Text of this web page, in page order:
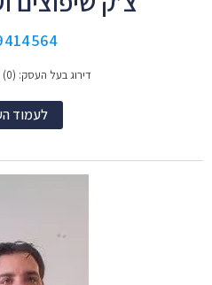
דירוג בעל העסק: (0)
לעמוד